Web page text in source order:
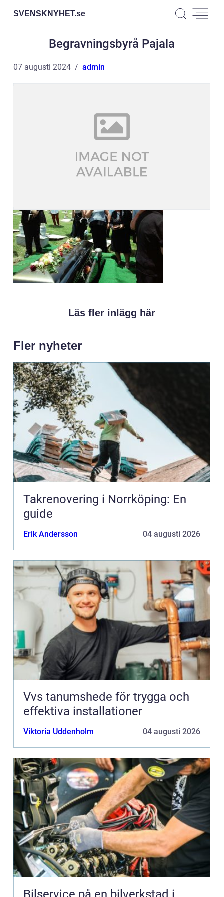
SVENSKNYHET.se
Begravningsbyrå Pajala
07 augusti 2024 admin
Läs fler inlägg här
Fler nyheter
Takrenovering i Norrköping: En
guide
Erik Andersson 04 augusti 2026
Vvs tanumshede för trygga och
effektiva installationer
Viktoria Uddenholm 04 augusti 2026